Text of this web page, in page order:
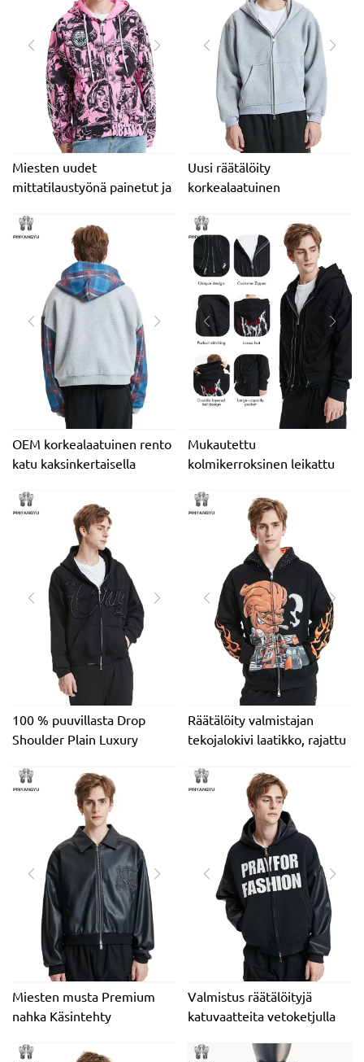
Miesten uudet
mittatilaustyönä painetut ja
syyskokoiset hupparit -
tehdashinta
mittatilaustyönä
Uusi räätälöity
korkealaatuinen
Oversized 400 Gsm
ranskalainen
froteepuuvillafleece
ympäristöystävällinen
miesten huppari
OEM korkealaatuinen rento
katu kaksinkertaisella
mukautettu
puhvipainatuslogo
Ylimitoitettu puuvillainen
painava fleece-vetoketju
Mukautettu
kolmikerroksinen leikattu
puuvillasta brodeerattu
ylisuuri tavallinen tyhjä
kolminkertainen
vetoketjuhuppari miesten
100 % puuvillaa
100 % puuvillasta Drop
Shoulder Plain Luxury
terrykangas Oversized
400gsm vetoketjullinen
miesten löysä huppari
Räätälöity valmistajan
tekojalokivi laatikko, rajattu
gsm raskas Distressed
Applique Patch Acid Wash
vetoketjuhuppari
Miesten musta Premium
nahka Käsintehty
nahkahuppari Premium
Valmistus räätälöityjä
katuvaatteita vetoketjulla
miesten nahka brodeeratut